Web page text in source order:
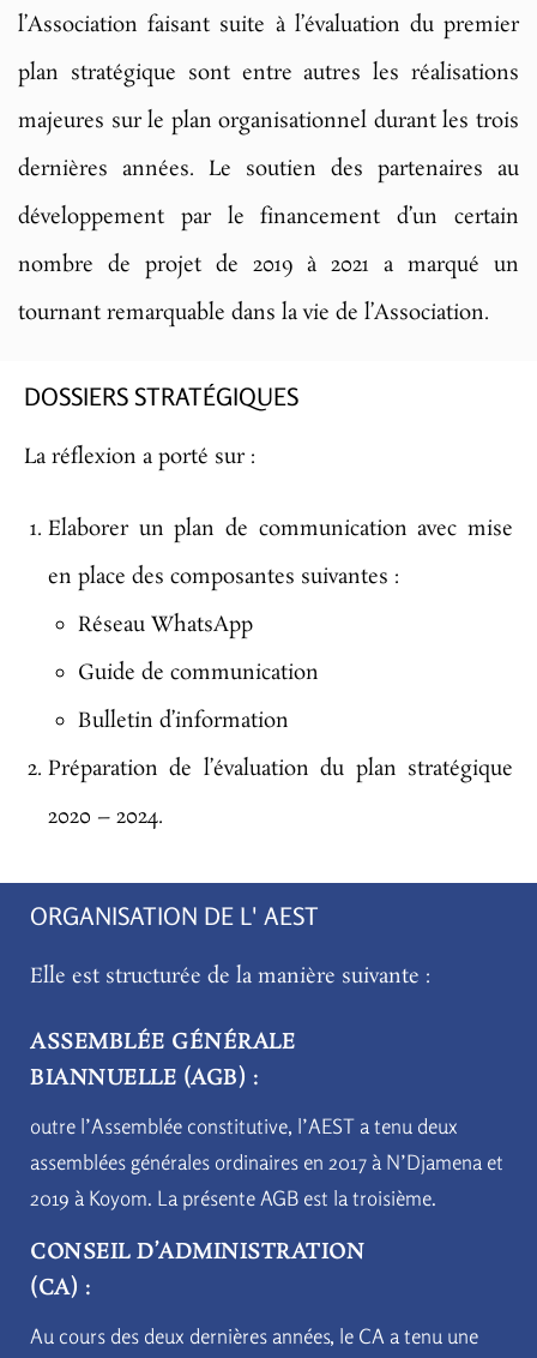
l’Association faisant suite à l’évaluation du premier
plan stratégique sont entre autres les réalisations
majeures sur le plan organisationnel durant les trois
dernières années. Le soutien des partenaires au
développement par le financement d’un certain
nombre de projet de 2019 à 2021 a marqué un
tournant remarquable dans la vie de l’Association.
DOSSIERS STRATÉGIQUES
La réflexion a porté sur :
Elaborer un plan de communication avec mise
en place des composantes suivantes :
Réseau WhatsApp
Guide de communication
Bulletin d’information
Préparation de l’évaluation du plan stratégique
2020 – 2024.
ORGANISATION DE L' AEST
Elle est structurée de la manière suivante :
ASSEMBLÉE GÉNÉRALE
BIANNUELLE (AGB) :
outre l’Assemblée constitutive, l’AEST a tenu deux
assemblées générales ordinaires en 2017 à N’Djamena et
2019 à Koyom. La présente AGB est la troisième.
CONSEIL D’ADMINISTRATION
(CA) :
Au cours des deux dernières années, le CA a tenu une